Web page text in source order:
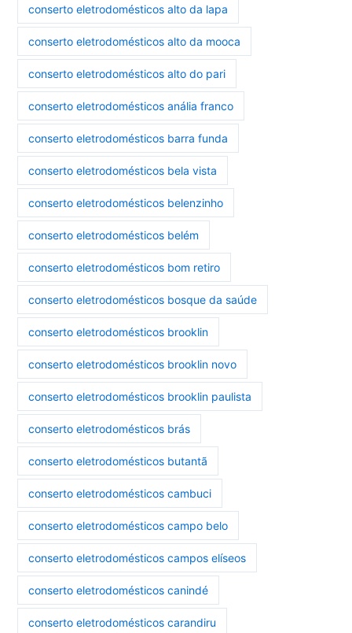
conserto eletrodomésticos alto da lapa
conserto eletrodomésticos alto da mooca
conserto eletrodomésticos alto do pari
conserto eletrodomésticos anália franco
conserto eletrodomésticos barra funda
conserto eletrodomésticos bela vista
conserto eletrodomésticos belenzinho
conserto eletrodomésticos belém
conserto eletrodomésticos bom retiro
conserto eletrodomésticos bosque da saúde
conserto eletrodomésticos brooklin
conserto eletrodomésticos brooklin novo
conserto eletrodomésticos brooklin paulista
conserto eletrodomésticos brás
conserto eletrodomésticos butantã
conserto eletrodomésticos cambuci
conserto eletrodomésticos campo belo
conserto eletrodomésticos campos elíseos
conserto eletrodomésticos canindé
conserto eletrodomésticos carandiru